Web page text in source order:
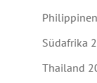
Südafrika
Thailand